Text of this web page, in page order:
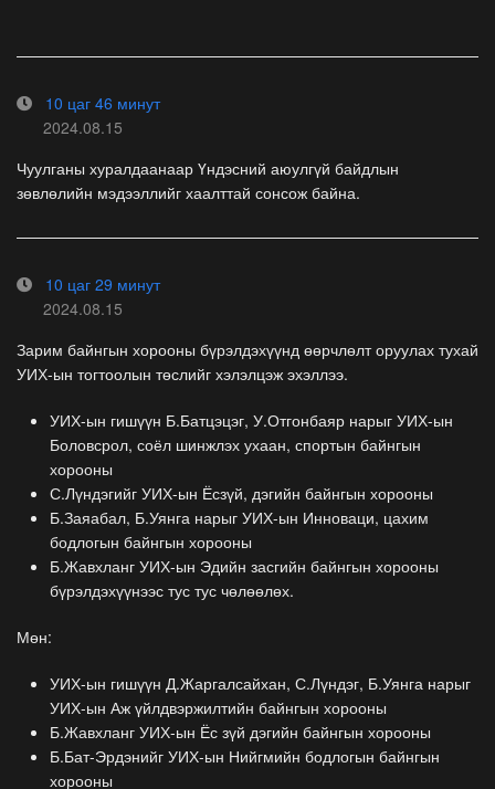
10 цаг 46 минут
2024.08.15
Чуулганы хуралдаанаар Үндэсний аюулгүй байдлын
зөвлөлийн мэдээллийг хаалттай сонсож байна.
10 цаг 29 минут
2024.08.15
Зарим байнгын хорооны бүрэлдэхүүнд өөрчлөлт оруулах тухай
УИХ-ын тогтоолын төслийг хэлэлцэж эхэллээ.
УИХ-ын гишүүн Б.Батцэцэг, У.Отгонбаяр нарыг УИХ-ын
Боловсрол, соёл шинжлэх ухаан, спортын байнгын
хорооны
С.Лүндэгийг УИХ-ын Ёсзүй, дэгийн байнгын хорооны
Б.Заяабал, Б.Уянга нарыг УИХ-ын Инноваци, цахим
бодлогын байнгын хорооны
Б.Жавхланг УИХ-ын Эдийн засгийн байнгын хорооны
бүрэлдэхүүнээс тус тус чөлөөлөх.
Мөн:
УИХ-ын гишүүн Д.Жаргалсайхан, С.Лүндэг, Б.Уянга нарыг
УИХ-ын Аж үйлдвэржилтийн байнгын хорооны
Б.Жавхланг УИХ-ын Ёс зүй дэгийн байнгын хорооны
Б.Бат-Эрдэнийг УИХ-ын Нийгмийн бодлогын байнгын
хорооны